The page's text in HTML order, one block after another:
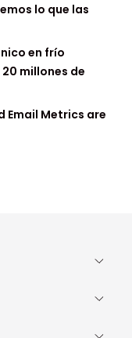
lo que las
en frío
millones de
Email Metrics are